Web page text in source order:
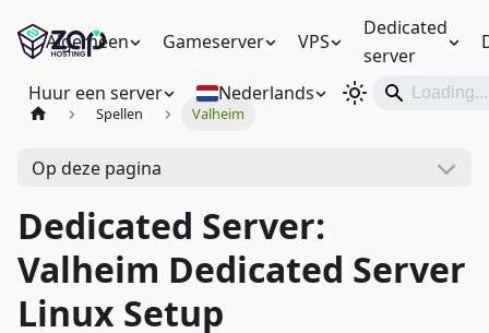
Algemeen Gameserver VPS
Dedicated
server
Huur een server Nederlands
Spellen Valheim
Op deze pagina
Dedicated Server:
Valheim Dedicated Server
Linux Setup